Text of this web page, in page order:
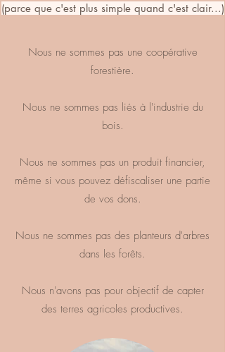
(parce que c'est plus simple quand c'est clair...)
Nous ne sommes pas une coopérative
forestière.
Nous ne sommes pas liés à l'industrie du
bois.
Nous ne sommes pas un produit financier,
même si vous pouvez défiscaliser une partie
de vos dons.
Nous ne sommes pas des planteurs d'arbres
dans les forêts.
Nous n'avons pas pour objectif de capter
des terres agricoles productives.